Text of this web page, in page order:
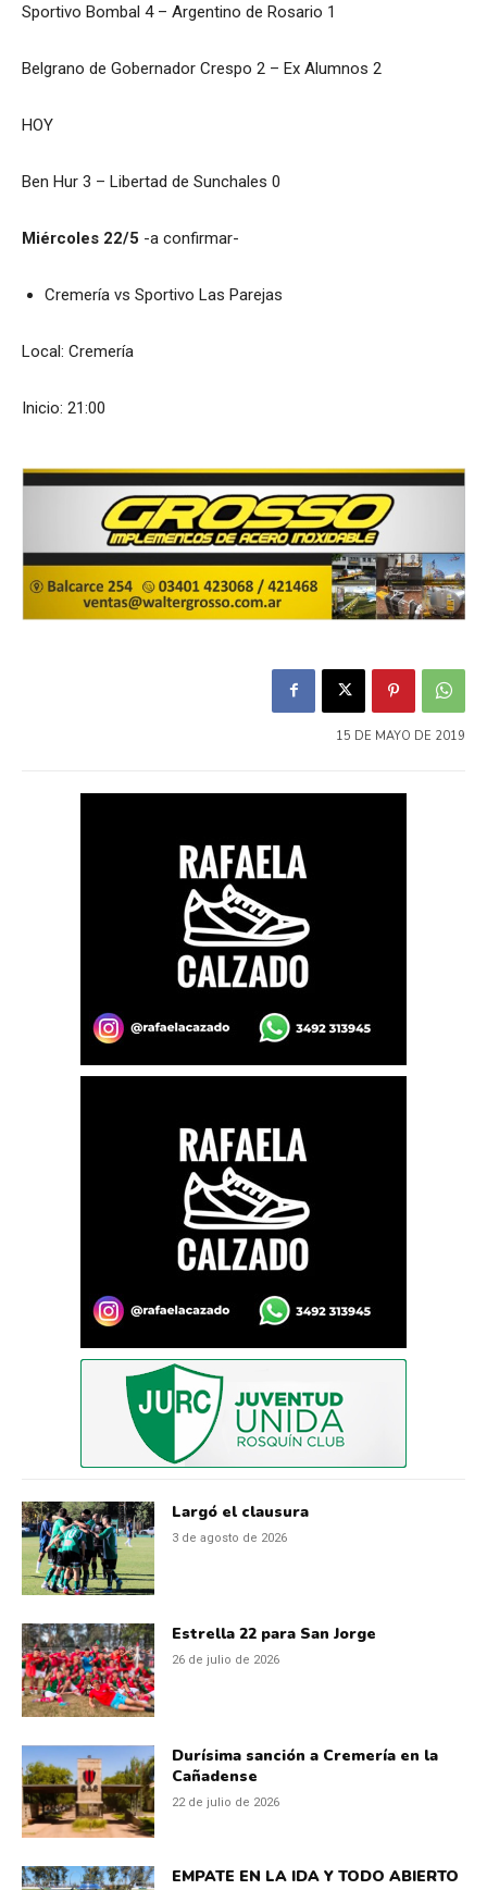
Sportivo Bombal 4 – Argentino de Rosario 1
Belgrano de Gobernador Crespo 2 – Ex Alumnos 2
HOY
Ben Hur 3 – Libertad de Sunchales 0
Miércoles 22/5 -a confirmar-
Cremería vs Sportivo Las Parejas
Local: Cremería
Inicio: 21:00
15 DE MAYO DE 2019
Largó el clausura
3 de agosto de 2026
Estrella 22 para San Jorge
26 de julio de 2026
Durísima sanción a Cremería en la
Cañadense
22 de julio de 2026
EMPATE EN LA IDA Y TODO ABIERTO